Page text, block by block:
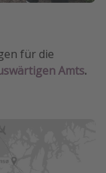
für die
Amts.